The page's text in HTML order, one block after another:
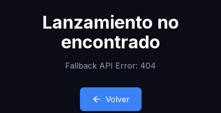
Lanzamiento no
encontrado
Fallback API Error: 404
Volver